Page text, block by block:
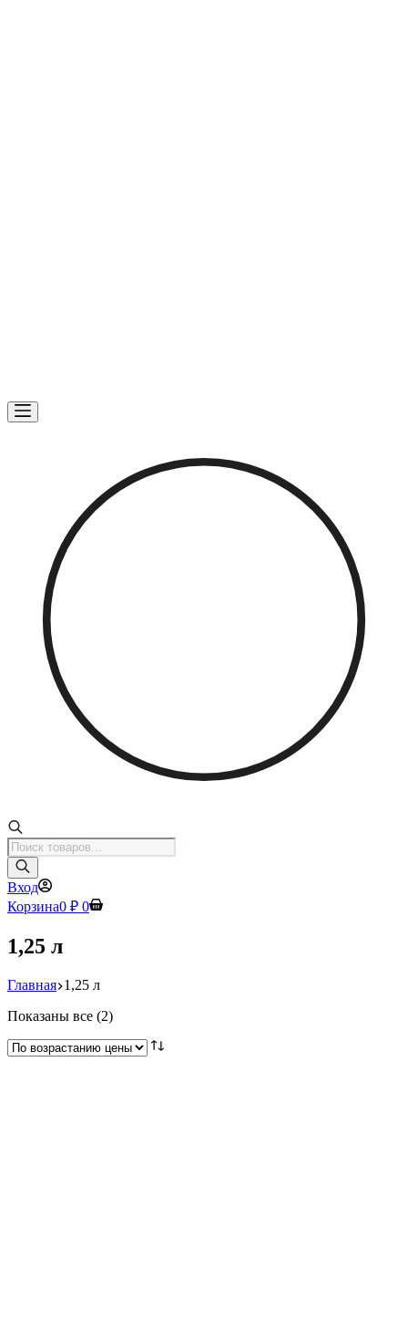
Поиск
товаров
Вход
Корзина0 ₽ 0
1,25 л
Главная 1,25 л
Показаны все (2)Цены:
возрастанию